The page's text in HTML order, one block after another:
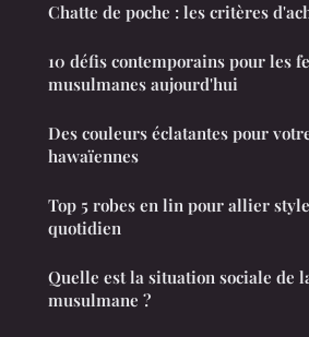
Chatte de poche : les critères
10 défis contemporains pour les
musulmanes aujourd'hui
Des couleurs éclatantes pour
hawaïennes
Top 5 robes en lin pour allier
quotidien
Quelle est la situation sociale de
musulmane ?